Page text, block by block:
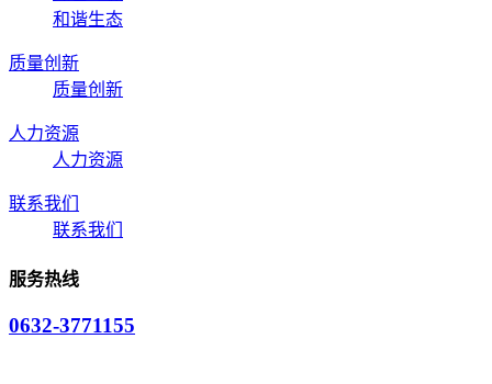
和谐生态
质量创新
质量创新
人力资源
人力资源
联系我们
联系我们
服务热线
0632-3771155